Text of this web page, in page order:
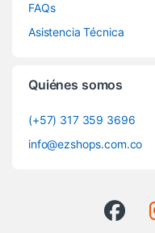
FAQs
Asistencia Técnica
Quiénes somos
(+57) 317 359 3696
info@ezshops.com.co